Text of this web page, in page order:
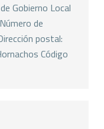
Gobierno Local
de
postal:
Código